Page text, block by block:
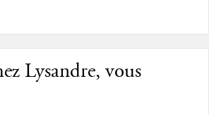
Lysandre, vous